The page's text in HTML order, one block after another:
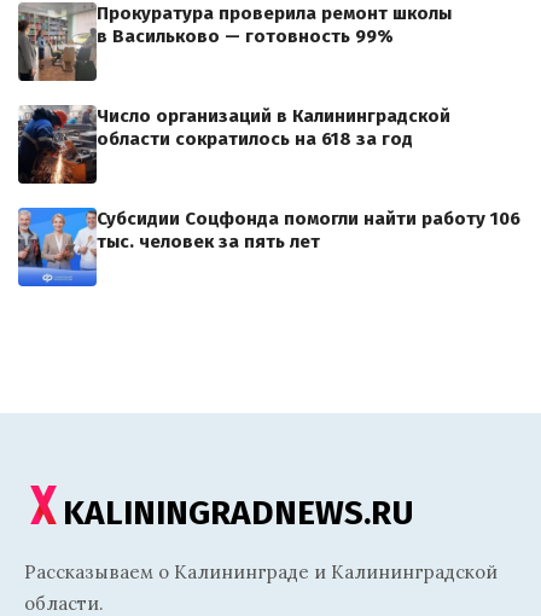
Прокуратура проверила ремонт школы
в Васильково — готовность 99%
Число организаций в Калининградской
области сократилось на 618 за год
Субсидии Соцфонда помогли найти работу 106
тыс. человек за пять лет
KALININGRADNEWS.RU
Рассказываем о Калининграде и Калининградской
области.